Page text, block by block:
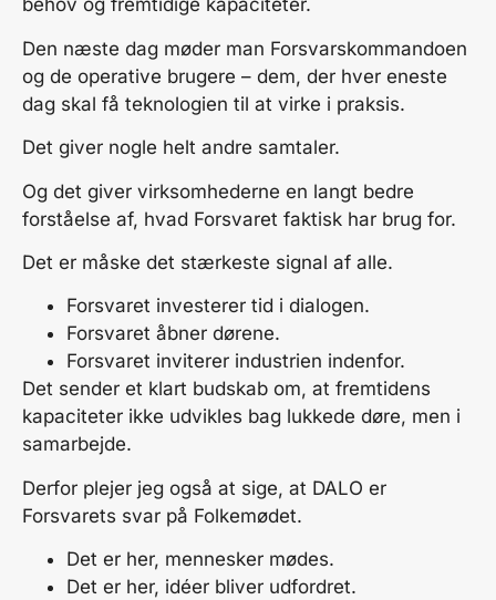
behov og fremtidige kapaciteter.
Den næste dag møder man Forsvarskommandoen
og de operative brugere – dem, der hver eneste
dag skal få teknologien til at virke i praksis.
Det giver nogle helt andre samtaler.
Og det giver virksomhederne en langt bedre
forståelse af, hvad Forsvaret faktisk har brug for.
Det er måske det stærkeste signal af alle.
Forsvaret investerer tid i dialogen.
Forsvaret åbner dørene.
Forsvaret inviterer industrien indenfor.
Det sender et klart budskab om, at fremtidens
kapaciteter ikke udvikles bag lukkede døre, men i
samarbejde.
Derfor plejer jeg også at sige, at DALO er
Forsvarets svar på Folkemødet.
Det er her, mennesker mødes.
Det er her, idéer bliver udfordret.